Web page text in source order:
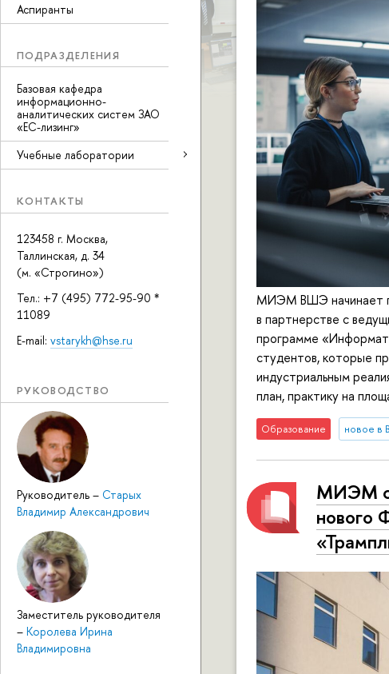
Аспиранты
ПОДРАЗДЕЛЕНИЯ
Базовая кафедра
информационно-
аналитических систем ЗАО
«ЕС-лизинг»
Учебные лаборатории
КОНТАКТЫ
123458 г. Москва,
Таллинская, д. 34
(м. «Строгино»)
Тел.: +7 (495) 772-95-90 *
11089
E-mail: vstarykh@hse.ru
РУКОВОДСТВО
Руководитель – Старых
Владимир Александрович
Заместитель руководителя
– Королева Ирина
Владимировна
МИЭМ ВШЭ начинает
в партнерстве с
программе
студентов, которые
индустриальным
план, практику на
Образование новое в
МИЭМ
нового